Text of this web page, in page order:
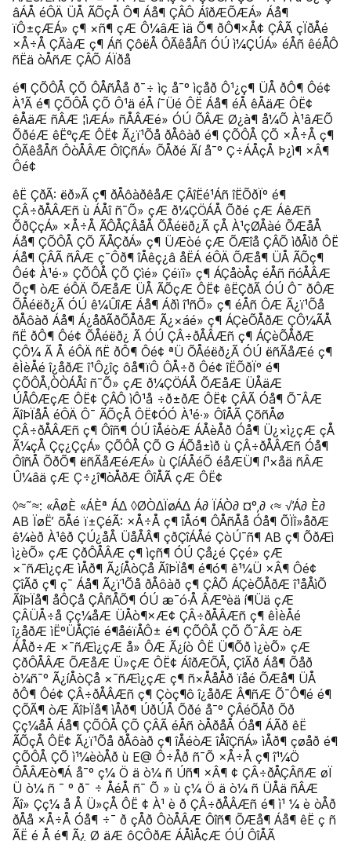
âÁÅ éÔÄ ÜÅ ÃÕçÅ Ô¶ Áå¶ ÇÂÔ ÁîðÆÕÆÁ» Áå¶
ïÔ±çÆÁ» ç¶ ×ñ¶ çÆ Ô¼âÆ ìä Õ¶ ðÔ¶×Å¢ ÇÂÃ çÏðÅé
×Å÷Å ÇÃàÆ ç¶ Áñ ÇôëÅ ÔÃêåÅñ ÓÚ ì¼ÇÚÁ» éÅñ êéÅÔ
ñËä òÅñÆ ÇÂÕ ÁÏðå
é¶ ÇÕÔÅ ÇÕ ÔÅñÅå ð¯÷ ìç å¯º ìçåð Ô¹¿ç¶ ÜÅ ðÔ¶ Ôé¢
À¹Ã é¶ ÇÕÔÅ ÇÕ Ô¹ä éÅ í¯Üé ÔË Áå¶ éÅ êÅäÆ ÔË¢
êÅäÆ ñÂÆ ¦ìÆÁ» ñÅÂÆé» ÓÚ ÕÂÆ Ø¿à¶ å¼Õ À¹âÆÕ
ÕðéÆ êËºçÆ ÔË¢ Ã¿ï¹Õå ðÅôàð é¶ ÇÕÔÅ ÇÕ ×Å÷Å ç¶
ÔÃêåÅñ ÔòÅÂÆ ÔîÇñÁ» ÕÅðé Ãí å¯º Ç÷ÁÅçÅ Þ¿ì¶ ×Â¶
Ôé¢
êË ÇðÃ: ëð»Ã ç¶ ðÅôàðêåÆ ÇÂîËé¹Áñ îËÕðÏº é¶
ÇÂ÷ðÅÂÆñ ù ÁÅî ñ¯Õ» çÆ ð¼ÇÖÁÅ Õðé çÆ ÁêÆñ
ÕðÇçÁ» ×Å÷Å ÃÔÅÇÂåÅ ÕÅéëð¿Ã çÅ À¹çØÅàé ÕÆåÅ
Áå¶ ÇÕÔÅ ÇÕ ÃÅÇðÁ» ç¶ ÜÆòé çÆ ÕÆîå ÇÂÕ ìðÅìð ÔË
Áå¶ ÇÂÃ ñÂÆ ç¯Ôð¶ îÅêç¿â åËÁ éÔÄ ÕÆå¶ ÜÅ ÃÕç¶
Ôé¢ À¹é·» ÇÕÔÅ ÇÕ Çìé» Çéïî» ç¶ ÁÇåòÅç éÅñ ñóÅÂÆ
Õç¶ òÆ éÔÄ ÕÆåÆ ÜÅ ÃÕçÆ ÔË¢ êËÇðÃ ÓÚ Ô¯ ðÔÆ
ÕÅéëð¿Ã ÓÚ ê¼ÛîÆ Áå¶ Áðì î¹ñÕ» ç¶ éÅñ ÔÆ Ã¿ï¹Õå
ðÅôàð Áå¶ Á¿åðÃðÕÅðÆ Ã¿×áé» ç¶ ÁÇèÕÅðÆ ÇÔ¼ÃÅ
ñË ðÔ¶ Ôé¢ ÕÅéëð¿ Ã ÓÚ ÇÂ÷ðÅÂÆñ ç¶ ÁÇèÕÅðÆ
ÇÔ¼ Ã Å éÔÄ ñË ðÔ¶ Ôé¢ ªÜ ÕÅéëð¿Ã ÓÚ ëñÃåÆé ç¶
êÌèÅé î¿åðÆ î¹Ô¿îç ôå¶ïÔ ÔÅ÷ð Ôé¢ îËÕðÏº é¶
ÇÕÔÅ,ÒÒÁÅî ñ¯Õ» çÆ ð¼ÇÖÁÅ ÕÆåÆ ÜÅäÆ
ÚÅÔÆçÆ ÔË¢ ÇÂÔ ìÔ¹å ÷ð±ðÆ ÔË¢ ÇÂÃ Óå¶ Õ¯ÂÆ
ÃîÞÏåÅ éÔÄ Ô¯ ÃÕçÅ ÔË¢ÓÓ À¹é·» ÔîÅÃ ÇõñÅø
ÇÂ÷ðÅÂÆñ ç¶ Ôîñ¶ ÓÚ îÅéòÆ ÁÅèÅð Óå¶ Ü¿×ì¿çÆ çÅ
Ã¼çÅ Çç¿ÇçÁ» ÇÕÔÅ ÇÕ G ÁÕå±ìð ù ÇÂ÷ðÅÂÆñ Óå¶
ÔîñÅ ÕðÕ¶ ëñÃåÆéÆÁ» ù ÇíÁÅéÕ éåÆÜ¶ í¹×åä ñÂÆ
Û¼âä çÆ Ç÷¿î¶òÅðÆ ÔîÅÃ çÆ ÔË¢
◊≈˜≈: «ÂøÈ «ÁÈª Á∆ ◊ØÒ∆ÏøÁ∆ Á∂ ÏÁÒ∂ ¤º‚∂ ‹≈ √’Á∂ È∂
AB ÏøË’ õÅé ï±ÇéÃ: ×Å÷Å ç¶ îÅó¶ ÔÅñÅå Óå¶ ÕÏî»åðÆ
ê¼èð À¹êð ÇÚ¿åÅ ÜåÅÂ¶ çðÇîÁÅé ÇòÚ¯ñ¶ AB ç¶ ÕðÆì
ì¿èÕ» çÆ ÇðÔÅÂÆ ç¶ ìçñ¶ ÓÚ Çå¿é Ççé» çÆ
×¯ñÆì¿çÆ ìÅð¶ Ã¿íÅòÇå ÃîÞÏå¶ é¶ó¶ ê¹¼Ü ×Â¶ Ôé¢
ÇîÃð ç¶ ç¯ Áå¶ Ã¿ï¹Õå ðÅôàð ç¶ ÇÂÕ ÁÇèÕÅðÆ î¹åÅìÕ
ÃîÞÏå¶ åÔÇå ÇÂñÅÕ¶ ÓÚ æ¯ó·Å ÂÆºèä í¶Üä çÆ
ÇÂÜÅ÷å Çç¼åÆ ÜÅò¶×Æ¢ ÇÂ÷ðÅÂÆñ ç¶ êÌèÅé
î¿åðÆ ìËºÜÅÇîé é¶åéïÅÔ± é¶ ÇÕÔÅ ÇÕ Õ¯ÂÆ òÆ
ÁÅð÷Æ ×¯ñÆì¿çÆ å» ÔÆ Ã¿íò ÔË Ü¶Õð ì¿èÕ» çÆ
ÇðÔÅÂÆ ÕÆåÆ Ü»çÆ ÔË¢ ÁîðÆÕÅ, ÇîÃð Áå¶ Õåð
ò¼ñ¯º Ã¿íÅòÇå ×¯ñÆì¿çÆ ç¶ ñ×ÅåÅð ïåé ÕÆå¶ ÜÅ
ðÔ¶ Ôé¢ ÇÂ÷ðÅÂÆñ ç¶ Çòç¶ô î¿åðÆ Â¶ñÆ Õ¯Ô¶é é¶
ÇÕÃ¶ òÆ ÃîÞÏå¶ ìÅð¶ ÚðÚÅ Õðé å¯º ÇÂéÕÅð Õð
Çç¼åÅ Áå¶ ÇÕÔÅ ÇÕ ÇÂÃ éÅñ òÅðåÅ Óå¶ ÁÃð êË
ÃÕçÅ ÔË¢ Ã¿ï¹Õå ðÅôàð ç¶ îÅéòÆ îÅîÇñÁ» ìÅð¶ çøåð é¶
ÇÕÔÅ ÇÕ ì¹¼èòÅð ù E@ Ô÷Åð ñ¯Õ ×Å÷Å ç¶ î¹¼Ö
ÔÅÂÆò¶Á å¯º ç¼ Ö ä ò¼ ñ Úñ¶ ×Â¶ ¢ ÇÂ÷ðÅÇÂñÆ øÏ
Ü ò¼ ñ ¯ º ð¯ ÷ ÅéÅ ñ¯ Õ » ù ç¼ Ö ä ò¼ ñ ÜÅä ñÂÆ
Ãî» Çç¼ å Å Ü»çÅ ÔË ¢ À¹ è ð ÇÂ÷ðÅÂÆñ é¶ ì¹ ¼ è òÅð
ðÅå ×Å÷Å Óå¶ ÷¯ ð çÅð ÔòÅÂÆ Ôîñ¶ ÕÆå¶ Áå¶ êË ç ñ
ÃË é Å é¶ Ã¿ Ø äÆ ôÇÔðÆ ÁÅìÅçÆ ÓÚ ÔîÅÃ